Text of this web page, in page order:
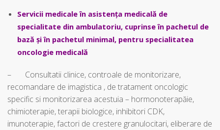
Servicii medicale în asistența medicală de
specialitate din ambulatoriu, cuprinse în pachetul de
bază și în pachetul minimal, pentru specialitatea
oncologie medicală
– Consultatii clinice, controale de monitorizare,
recomandare de imagistica , de tratament oncologic
specific si monitorizarea acestuia – hormonoterapăie,
chimioterapie, terapii biologice, inhibitori CDK,
imunoterapie, factori de crestere granulocitari, eliberare de